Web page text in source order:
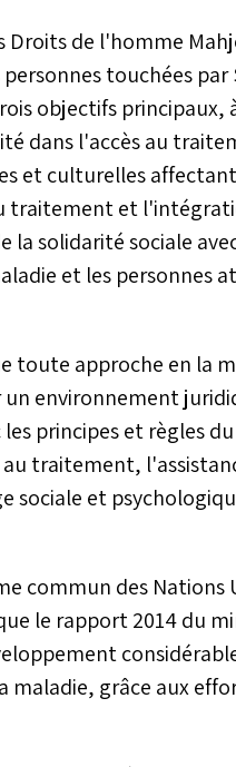
Droits de l'homme
touchées
objectifs principaux,
dans l'accès au
et culturelles
traitement et
la solidarité sociale
et les personnes
toute approche en la
un environnement
principes et règles
au traitement,
sociale et
commun des Nations
le rapport 2014 du
maladie, grâce aux